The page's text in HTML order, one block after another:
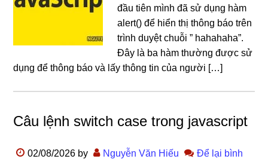
đầu tiên mình đã sử dụng hàm
alert() để hiển thị thông báo trên
trình duyệt chuỗi ” hahahaha”.
Đây là ba hàm thường được sử
dụng để thông báo và lấy thông tin của người […]
Câu lệnh switch case trong javascript
02/08/2026 by Nguyễn Văn Hiếu
Để lại bình